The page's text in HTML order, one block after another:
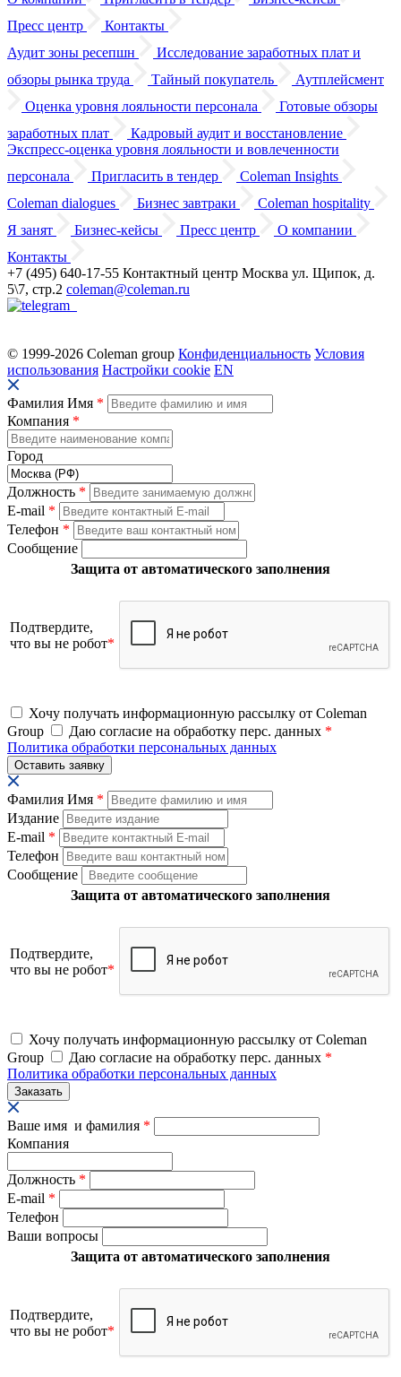
Пресс центр
Контакты
Аудит зоны ресепшн
Исследование заработных плат и
обзоры рынка труда Тайный покупатель
Аутплейсмент
Оценка уровня лояльности персонала
Готовые обзоры
заработных плат
Кадровый аудит и восстановление
Экспресс-оценка уровня лояльности и вовлеченности
персонала
Пригласить в тендер
Coleman Insights
Coleman dialogues
Бизнес завтраки
Coleman hospitality
Я занят
Бизнес-кейсы Пресс центр
О компании
Контакты
+7 (495) 640-17-55 Контактный центр Москва ул. Щипок, д.
5\7, стр.2 coleman@coleman.ru
© 1999-2026 Coleman group Конфиденциальность Условия
использования Настройки cookie EN
Фамилия Имя *
Компания *
Город
Должность *
E-mail *
Телефон *
Сообщение
Защита от автоматического заполнения
Подтвердите,
что вы не робот*
Хочу получать информационную рассылку от Coleman
Group
Даю согласие на обработку перс. данных *
Политика обработки персональных данных
Фамилия Имя *
Издание
E-mail *
Телефон
Сообщение
Защита от автоматического заполнения
Подтвердите,
что вы не робот*
Хочу получать информационную рассылку от Coleman
Group
Даю согласие на обработку перс. данных *
Политика обработки персональных данных
Ваше имя и фамилия *
Компания
Должность *
E-mail *
Телефон
Ваши вопросы
Защита от автоматического заполнения
Подтвердите,
что вы не робот*